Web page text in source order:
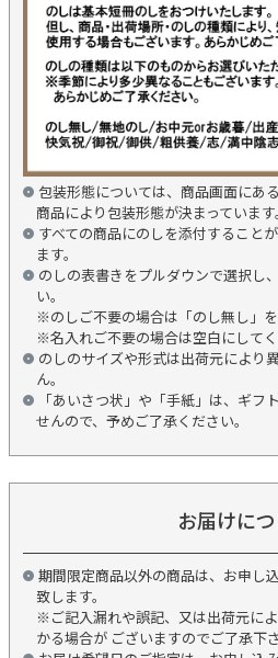
包装形態については、商品画面にあ
商品により包装形態が決まっています。
すべての商品にのしを添付すること
ます。
のしの表書きをプルダウンで選択し
い。
※のしご不要の場合は「のし無し」を
※名入れご不要の場合は空白にしてく
のしのサイズや形式は出荷元により
ん。
「あいさつ状」や「手紙」は、ギフ
せんので、予めご了承ください。
お届けに
期間限定商品以外の商品は、お申し
致します。
※ご記入漏れや誤記、又は出荷元に
かる場合が ございますのでご了承下さ